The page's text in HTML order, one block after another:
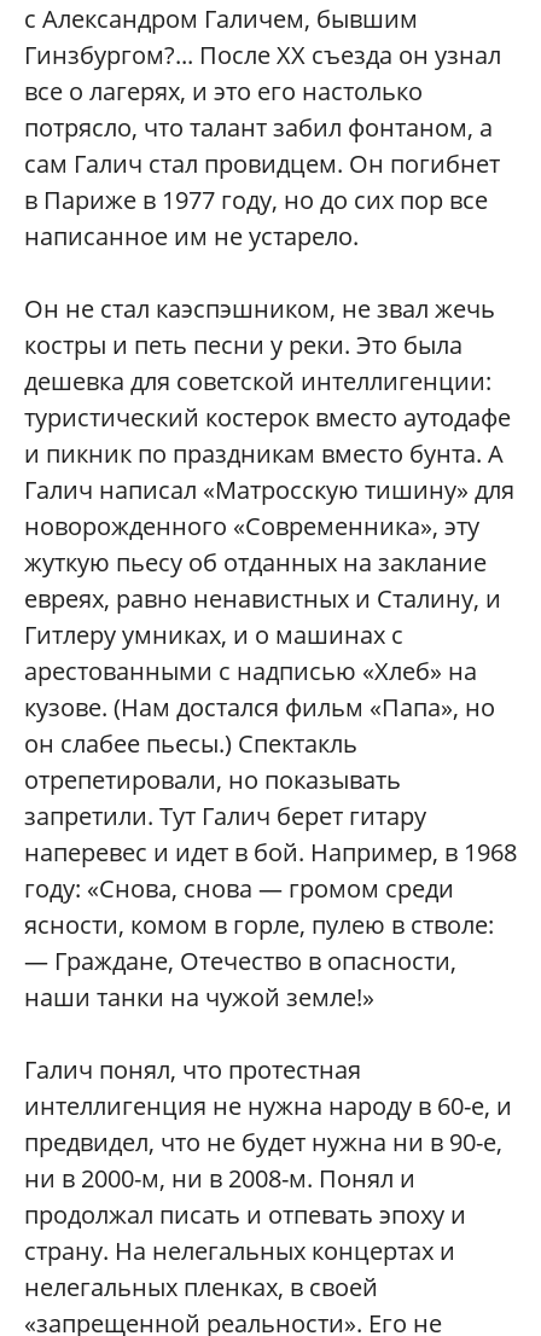
с Александром Галичем, бывшим
Гинзбургом?... После XX съезда он узнал
все о лагерях, и это его настолько
потрясло, что талант забил фонтаном, а
сам Галич стал провидцем. Он погибнет
в Париже в 1977 году, но до сих пор все
написанное им не устарело.
Он не стал каэспэшником, не звал жечь
костры и петь песни у реки. Это была
дешевка для советской интеллигенции:
туристический костерок вместо аутодафе
и пикник по праздникам вместо бунта. А
Галич написал «Матросскую тишину» для
новорожденного «Современника», эту
жуткую пьесу об отданных на заклание
евреях, равно ненавистных и Сталину, и
Гитлеру умниках, и о машинах с
арестованными с надписью «Хлеб» на
кузове. (Нам достался фильм «Папа», но
он слабее пьесы.) Спектакль
отрепетировали, но показывать
запретили. Тут Галич берет гитару
наперевес и идет в бой. Например, в 1968
году: «Снова, снова — громом среди
ясности, комом в горле, пулею в стволе:
— Граждане, Отечество в опасности,
наши танки на чужой земле!»
Галич понял, что протестная
интеллигенция не нужна народу в 60-е, и
предвидел, что не будет нужна ни в 90-е,
ни в 2000-м, ни в 2008-м. Понял и
продолжал писать и отпевать эпоху и
страну. На нелегальных концертах и
нелегальных пленках, в своей
«запрещенной реальности». Его не